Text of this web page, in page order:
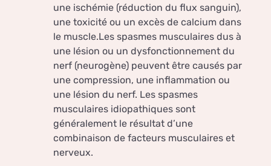
une ischémie (réduction du flux sanguin),
une toxicité ou un excès de calcium dans
le muscle.Les spasmes musculaires dus à
une lésion ou un dysfonctionnement du
nerf (neurogène) peuvent être causés par
une compression, une inflammation ou
une lésion du nerf. Les spasmes
musculaires idiopathiques sont
généralement le résultat d’une
combinaison de facteurs musculaires et
nerveux.